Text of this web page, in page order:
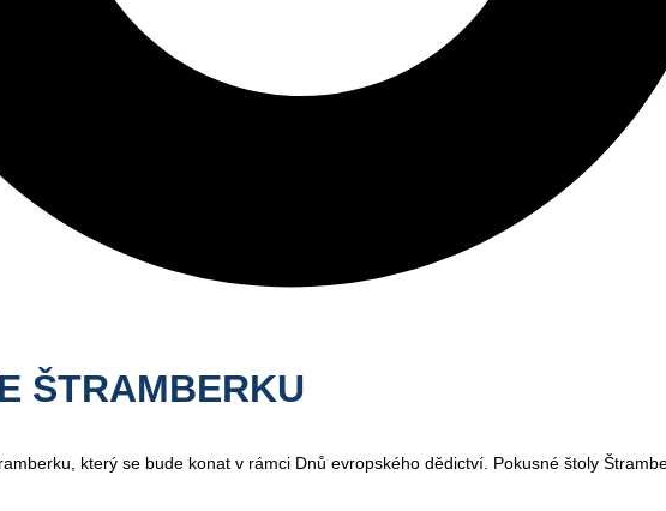
ŠTRAMBERKU
který se bude konat v rámci Dnů evropského dědictví. Pokusné štoly